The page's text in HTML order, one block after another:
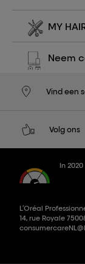
MY
Neem
Vind een
Volg ons
In
L’Oréal
14, rue Royale